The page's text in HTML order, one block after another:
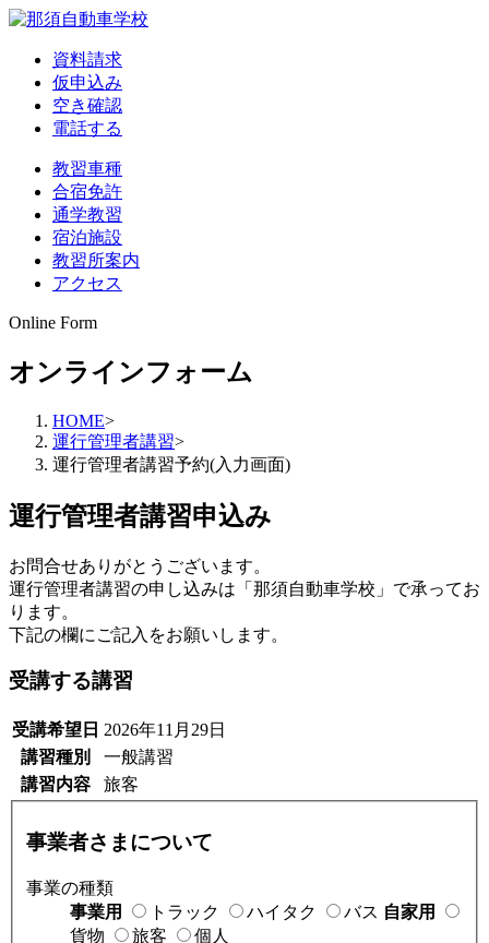
資料請求
仮申込み
空き確認
電話する
教習車種
合宿免許
通学教習
宿泊施設
教習所案内
アクセス
Online Form
オンラインフォーム
HOME>
運行管理者講習>
運行管理者講習予約(入力画面)
運行管理者講習申込み
お問合せありがとうございます。
運行管理者講習の申し込みは「那須自動車学校」で承ってお
ります。
下記の欄にご記入をお願いします。
受講する講習
受講希望日 2026年11月29日
講習種別
一般講習
講習内容
旅客
事業者さまについて
事業の種類
事業用
トラック ハイタク バス 自家用
貨物
旅客
個人